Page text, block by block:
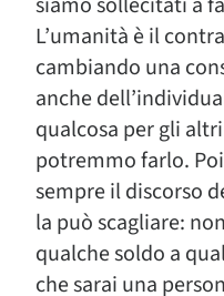
L’umanità è il
cambiando una
anche
qualcosa per gli
potremmo farlo.
sempre il discorso
la può scagliare:
qualche soldo a
che sarai una